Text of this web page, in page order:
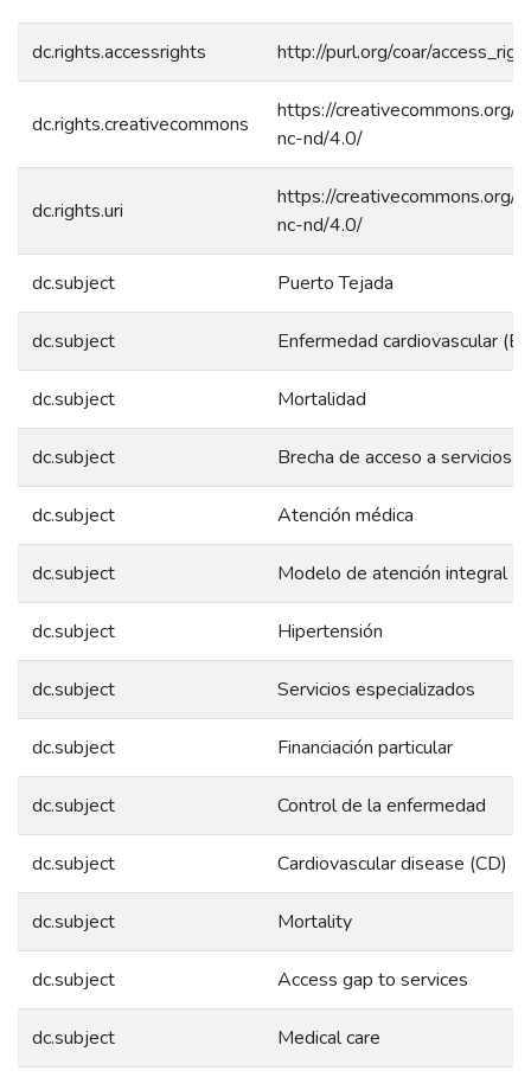
dc.rights.accessrights http://purl.org/coar/
dc.rights.creativecommons
https://creativecommons.org/
nc-nd/4.0/
dc.rights.uri
https://creativecommons.org/
nc-nd/4.0/
dc.subject Puerto Tejada
dc.subject Enfermedad cardiovascular
dc.subject Mortalidad
dc.subject Brecha de acceso a servicios
dc.subject Atención médica
dc.subject Modelo de atención integral
dc.subject Hipertensión
dc.subject Servicios especializados
dc.subject Financiación particular
dc.subject Control de la enfermedad
dc.subject Cardiovascular disease (CD)
dc.subject Mortality
dc.subject Access gap to services
dc.subject Medical care